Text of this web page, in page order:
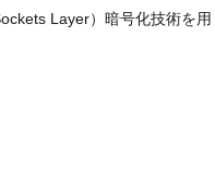
Layer）暗号化技術を用